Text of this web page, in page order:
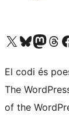
Visiteu el nostre compte X (abans Twitter)
Visiteu el nostre compte de
Visiteu el nostre
Visiteu el
El codi és
The
of the